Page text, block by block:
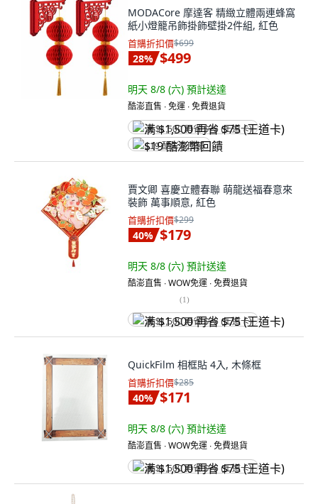
MODACore 摩達客 精緻立體兩連蜂窩
紙小燈籠吊飾掛飾壁掛2件組, 紅色
首購折扣價$699
28% $499
明天 8/8 (六) 預計送達
酷澎直售 ∙ 免運 ∙ 免費退貨
满 $1,500 再省 $75 (王道卡)
$19 酷澎幣回饋
賈文卿 喜慶立體春聯 萌龍送福春意來
裝飾 萬事順意, 紅色
首購折扣價$299
40% $179
明天 8/8 (六) 預計送達
酷澎直售 ∙ WOW免運 ∙ 免費退貨
(1)
满 $1,500 再省 $75 (王道卡)
QuickFilm 相框貼 4入, 木條框
首購折扣價$285
40% $171
明天 8/8 (六) 預計送達
酷澎直售 ∙ WOW免運 ∙ 免費退貨
满 $1,500 再省 $75 (王道卡)